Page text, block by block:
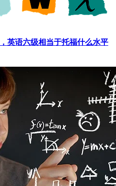
英语六级相当于托福什么水平